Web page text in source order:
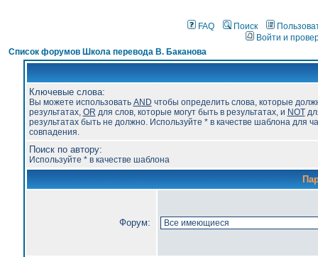
FAQ Поиск
Войти и
Список форумов Школа перевода В. Баканова
Ключевые слова:
Вы можете использовать AND чтобы определить слова, которые
результатах, OR для слов, которые могут быть в результатах, и NOT
результатах быть не должно. Используйте * в качестве шаблона для
совпадения.
Поиск по автору:
Используйте * в качестве шаблона
Форум: